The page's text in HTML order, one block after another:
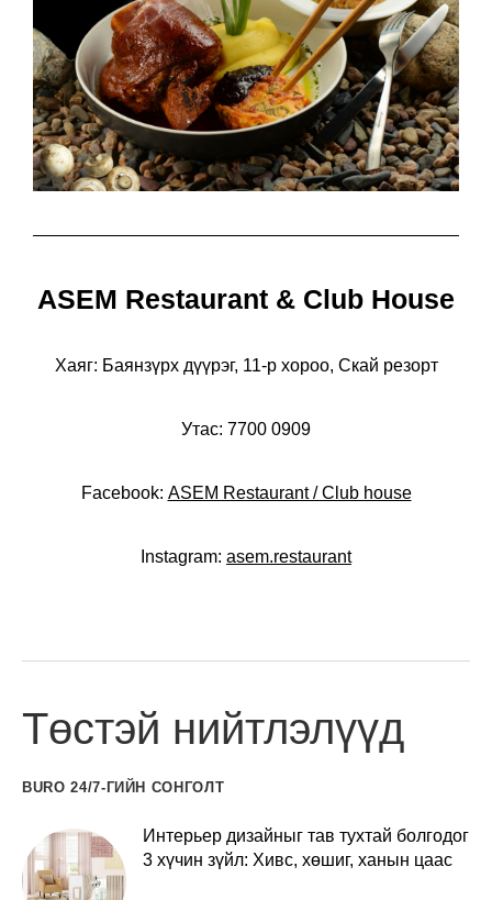
ASEM Restaurant & Club House
Хаяг: Баянзүрх дүүрэг, 11-р хороо, Скай резорт
Утас: 7700 0909
Facebook: ASEM Restaurant / Club house
Instagram: asem.restaurant
Төстэй нийтлэлүүд
BURO 24/7-ГИЙН СОНГОЛТ
Интерьер дизайныг тав тухтай болгодог
3 хүчин зүйл: Хивс, хөшиг, ханын цаас